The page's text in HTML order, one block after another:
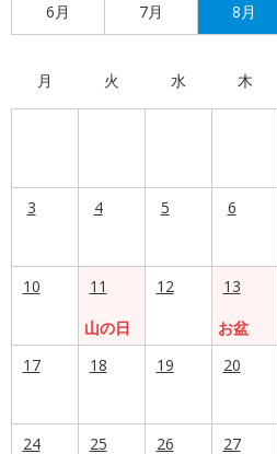
6月 7月 8月
月 火 水 木
3 4 5 6
10
11
山の日
12
13
お盆
17
18 19 20
24 25 26 27